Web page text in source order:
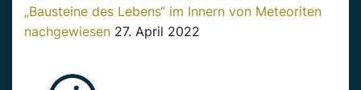
„Bausteine des Lebens“ im Innern von Meteoriten
nachgewiesen 27. April 2022